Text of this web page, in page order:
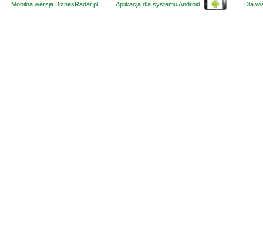
Mobilna wersja BiznesRadar.pl
Aplikacja dla systemu Android Dla